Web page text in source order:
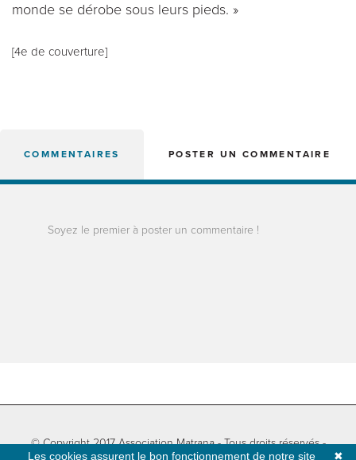
monde se dérobe sous leurs pieds. »
[4e de couverture]
COMMENTAIRES POSTER UN COMMENTAIRE
Soyez le premier à poster un commentaire !
© Copyright 2017 Association Matrana - Tous droits réservés -
✖
Les cookies assurent le bon fonctionnement de notre site